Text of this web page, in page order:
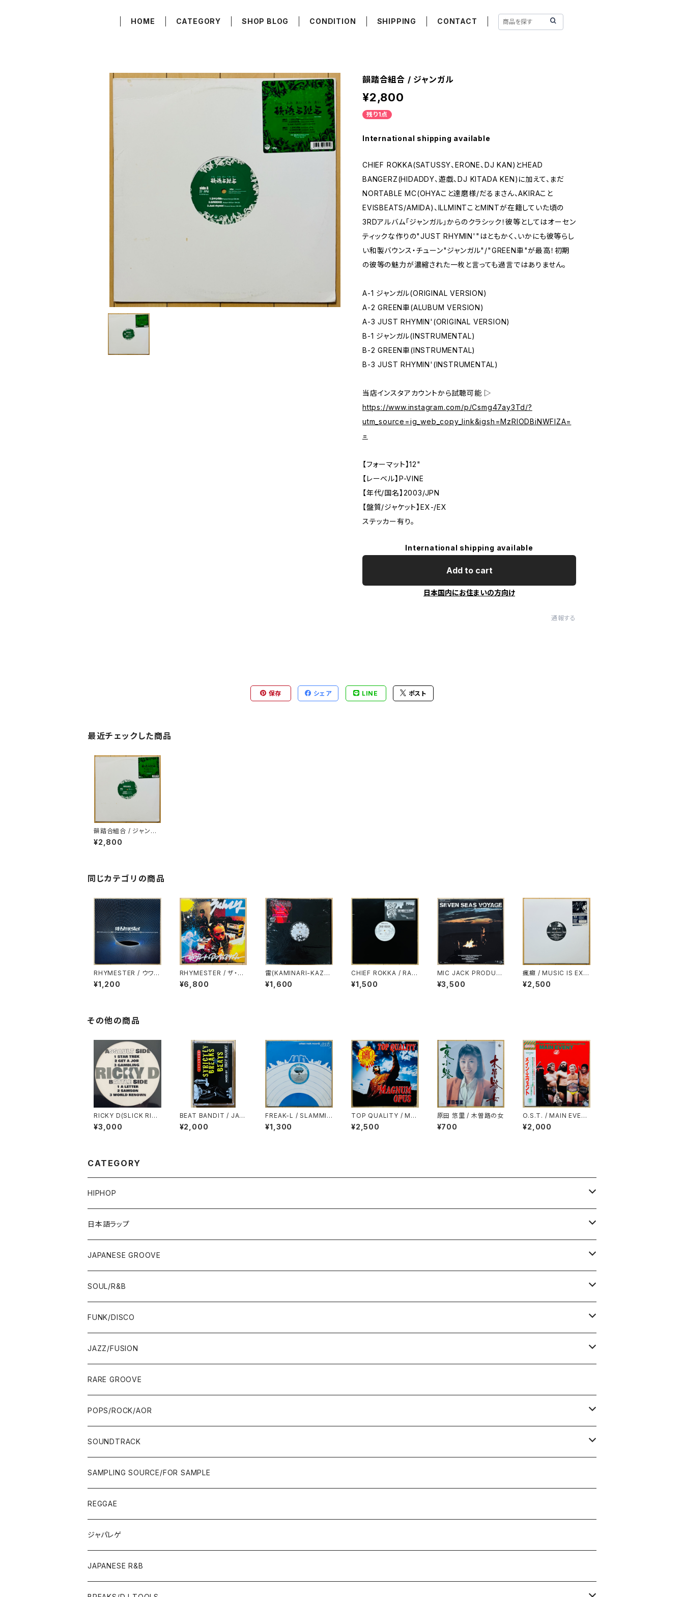
HOME CATEGORY SHOP BLOG CONDITION SHIPPING CONTACT
韻踏合組合 / ジャンガル
¥2,800
残り1点
International shipping available
CHIEF ROKKA(SATUSSY、ERONE、DJ KAN)とHEAD
BANGERZ(HIDADDY、遊戯、DJ KITADA KEN)に加えて、まだ
NORTABLE MC(OHYAこと達磨様/だるまさん、AKIRAこと
EVISBEATS/AMIDA)、ILLMINTことMINTが在籍していた頃の
3RDアルバム「ジャンガル」からのクラシック！彼等としてはオーセン
ティックな作りの"JUST RHYMIN'"はともかく、いかにも彼等らし
い和製バウンス・チューン"ジャンガル"/"GREEN車"が最高！初期
の彼等の魅力が濃縮された一枚と言っても過言ではありません。
A-1 ジャンガル(ORIGINAL VERSION)
A-2 GREEN車(ALUBUM VERSION)
A-3 JUST RHYMIN'(ORIGINAL VERSION)
B-1 ジャンガル(INSTRUMENTAL)
B-2 GREEN車(INSTRUMENTAL)
B-3 JUST RHYMIN'(INSTRUMENTAL)
当店インスタアカウントから試聴可能 ▷
https://www.instagram.com/p/Csmg47ay3Td/?
utm_source=ig_web_copy_link&igsh=MzRlODBiNWFlZA=
=
【フォーマット】12"
【レーベル】P-VINE
【年代/国名】2003/JPN
【盤質/ジャケット】EX-/EX
ステッカー有り。
International shipping available
Add to cart
日本国内にお住まいの方向け
通報する
保存 シェア LINE ポスト
最近チェックした商品
韻踏合組合 / ジャンガ
ル
¥2,800
同じカテゴリの商品
RHYMESTER / ウワサ
の真相
¥1,200
RHYMESTER / ザ・グ
レート・アマチュアリズ
ム
¥6,800
雷(KAMINARI-KAZO
KU.) / 雷電
¥1,600
CHIEF ROKKA / RAP
-A-CITY EP
¥1,500
MIC JACK PRODUC
TION / SEVEN SEAS
VOYAGE
¥3,500
瘋癲 / MUSIC IS EXP
RESSION EP
¥2,500
その他の商品
RICKY D(SLICK RIC
K) / 6 TRACKS EP
¥3,000
BEAT BANDIT / JAP
ANESE STRICTLY B
REAKS & BEATS
¥2,000
FREAK-L / SLAMMI
N'
¥1,300
TOP QUALITY / MA
GNUM OPUS
¥2,500
原田 悠里 / 木曽路の女
¥700
O.S.T. / MAIN EVEN
T(全日本プロレス・テー
マ・ソング・コレクショ
¥2,000
CATEGORY
HIPHOP
12"/7"
80'S OLD SCHOOL
EARLY 90'S MIDDLE〜NEW SCHOOL
JAPAN ONLY RELEASE/REMIX
LP
80'S OLD SCHOOL
EARLY 90'S MIDDLE〜NEW SCHOOL
JAPAN ONLY RELEASE/REMIX
日本語ラップ
12"/7"
80'S OLD SCHOOL〜EARLY 90'S
MID〜LATE 90'S
LP
80'S OLD SCHOOL〜EARLY 90'S
MID〜LATE 90'S
CD/TAPE
CD-R/DEMO/SAMPLE
CD ALBUM
JAPANESE GROOVE
LP
60'S/70'S
80'S
7"/12"
60'S/70'S
80'S
SOUL/R&B
LP
60'S/70'S
80'S
12"/7"
60'S/70'S
80'S
FUNK/DISCO
LP
70'S
80'S
12"/7"
70'S
80'S
JAZZ/FUSION
JAZZ
FUSION
RARE GROOVE
POPS/ROCK/AOR
POPS/S.S.W.
ROCK/AOR
SOUNDTRACK
LP
JAPANESE
OTHERS
7"/12"
JAPANESE
OTHERS
SAMPLING SOURCE/FOR SAMPLE
REGGAE
ジャパレゲ
JAPANESE R&B